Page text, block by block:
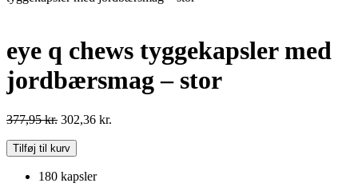
eye q chews tyggekapsler med
jordbærsmag – stor
377,95kr. 302,36 kr.
eye
q
chews
Tilføj til kurv
180 kapsler